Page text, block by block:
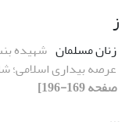
ز
زنان مسلمان شهیده
عرصه بیداری
صفحه 169-196]